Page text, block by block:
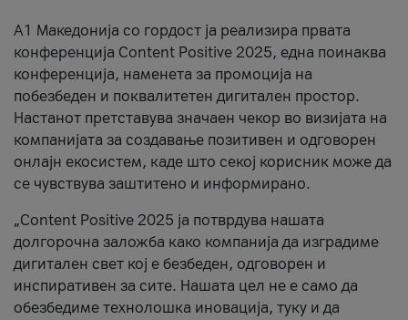
А1 Македонија со гордост ја реализира првата
конференција Content Positive 2025, една поинаква
конференција, наменета за промоција на
побезбеден и поквалитетен дигитален простор.
Настанот претставува значаен чекор во визијата на
компанијата за создавање позитивен и одговорен
онлајн екосистем, каде што секој корисник може да
се чувствува заштитено и информирано.
„Content Positive 2025 ја потврдува нашата
долгорочна заложба како компанија да изградиме
дигитален свет кој е безбеден, одговорен и
инспиративен за сите. Нашата цел не е само да
обезбедиме технолошка иновација, туку и да